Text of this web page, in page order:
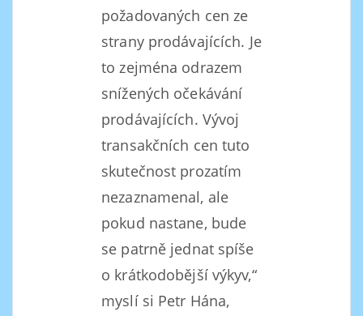
požadovaných cen ze
strany prodávajících. Je
to zejména odrazem
snížených očekávání
prodávajících. Vývoj
transakčních cen tuto
skutečnost prozatím
nezaznamenal, ale
pokud nastane, bude
se patrně jednat spíše
o krátkodobější výkyv,“
myslí si Petr Hána,